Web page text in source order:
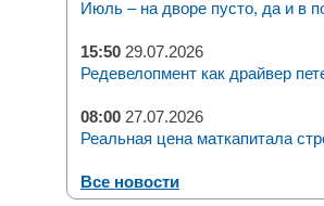
Июль – на дворе пусто, да и в
15:50 29.07.2026
Редевелопмент как драйвер
08:00 27.07.2026
Реальная цена маткапитала
Все новости